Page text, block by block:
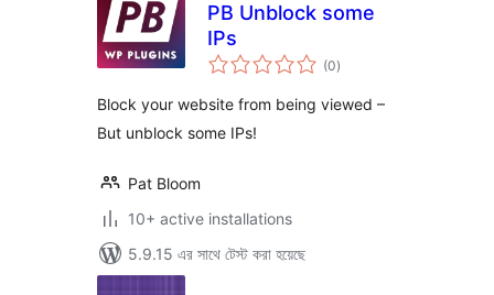
PB Unblock some
IPs
(0total
ratings
)
Block your website from being viewed –
But unblock some IPs!
Pat Bloom
10+ active installations
5.9.15 এর সাথে টেস্ট করা হয়েছে